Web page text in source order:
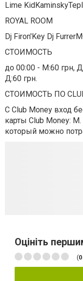
Lime
ROYAL ROOM
Dj Firon'Key Dj
СТОИМОСТЬ
до 00:00 - М:60 грн,
Д:60 грн.
СТОИМОСТЬ ПО
С Club Money вход
карты Club Money:
который можно
Оцініть
(0